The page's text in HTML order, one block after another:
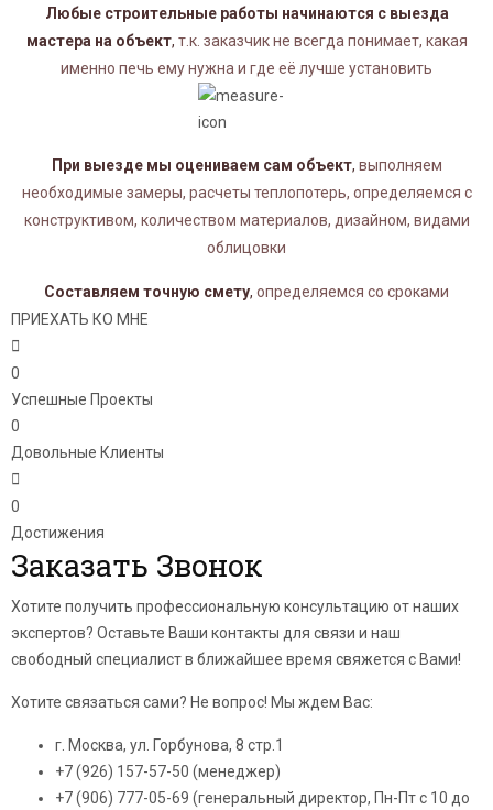
Любые строительные работы начинаются с выезда
мастера на объект, т.к. заказчик не всегда понимает, какая
именно печь ему нужна и где её лучше установить
При выезде мы оцениваем сам объект, выполняем
необходимые замеры, расчеты теплопотерь, определяемся с
конструктивом, количеством материалов, дизайном, видами
облицовки
Составляем точную смету, определяемся со сроками
ПРИЕХАТЬ КО МНЕ
0
Успешные Проекты
0
Довольные Клиенты
0
Достижения
Заказать Звонок
Хотите получить профессиональную консультацию от наших
экспертов? Оставьте Ваши контакты для связи и наш
свободный специалист в ближайшее время свяжется с Вами!
Хотите связаться сами? Не вопрос! Мы ждем Вас:
г. Москва, ул. Горбунова, 8 стр.1
+7 (926) 157-57-50 (менеджер)
+7 (906) 777-05-69 (генеральный директор, Пн-Пт с 10 до